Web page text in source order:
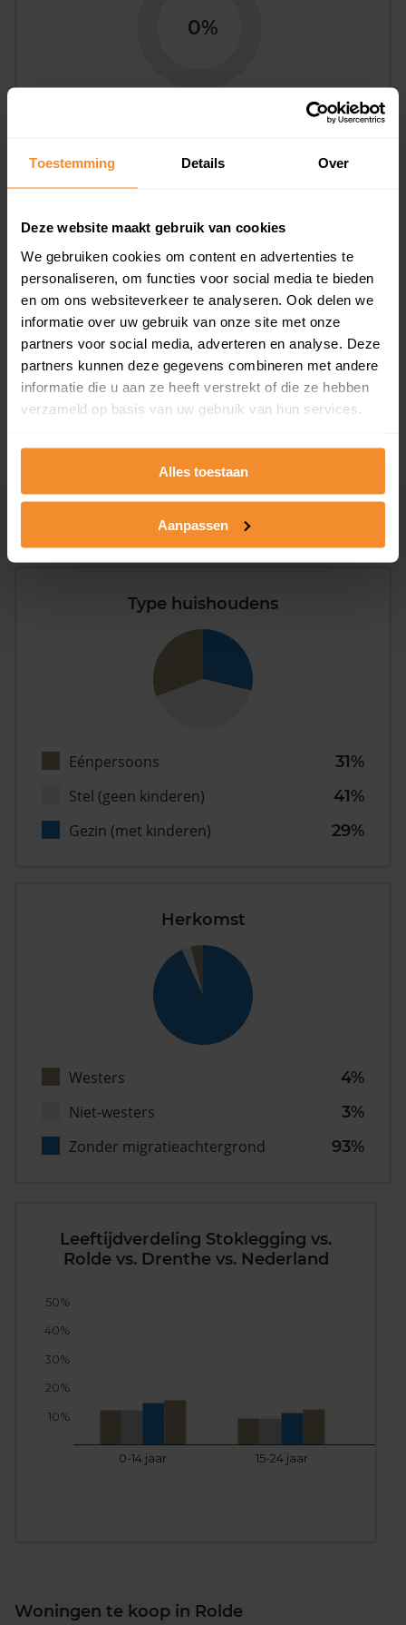
Toestemming Details Over
Deze website maakt gebruik van cookies
We gebruiken cookies om content en advertenties te
personaliseren, om functies voor social media te bieden
en om ons websiteverkeer te analyseren. Ook delen we
informatie over uw gebruik van onze site met onze
partners voor social media, adverteren en analyse. Deze
partners kunnen deze gegevens combineren met andere
informatie die u aan ze heeft verstrekt of die ze hebben
verzameld op basis van uw gebruik van hun services.
Alles toestaan
Aanpassen
0%
Bouwjaar
T/m 1945
1946 - 1980
0%
1981 - 2007
100%
2008 of later
Type huishoudens
Eénpersoons
31%
Stel (geen kinderen)
41%
Gezin (met kinderen)
29%
Herkomst
Westers
4%
Niet-westers
3%
Zonder migratieachtergrond
93%
Leeftijdverdeling Stoklegging vs.
Rolde vs. Drenthe vs. Nederland
0-14 jaar 15-24 jaar
10%
20%
30%
40%
50%
Woningen te koop in Rolde